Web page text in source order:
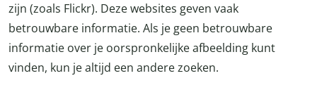
zijn (zoals Flickr). Deze websites geven vaak
betrouwbare informatie. Als je geen betrouwbare
informatie over je oorspronkelijke afbeelding kunt
vinden, kun je altijd een andere zoeken.